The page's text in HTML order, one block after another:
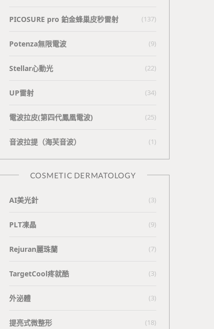
PICOSURE pro 鉑金蜂巢皮秒雷射 (137)
Potenza無限電波 (9)
Stellar心動光 (22)
UP雷射 (34)
電波拉皮(第四代鳳凰電波) (25)
⾳波拉提（海芙⾳波） (1)
COSMETIC DERMATOLOGY
AI美光針 (3)
PLT凍晶 (9)
Rejuran麗珠蘭 (7)
TargetCool疼就酷 (3)
外泌體 (3)
提亮式微整形 (18)